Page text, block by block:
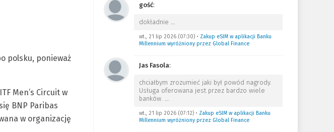
polsku, ponieważ
Men’s Circuit w
BNP Paribas
w organizację
gość:
dokładnie …
wt., 21 lip 2026 (07:30)• Zakup eSIM w aplikacji Banku
Millennium wyróżniony przez Global Finance
Jas Fasola:
chciałbym zrozumieć jaki był powód nagrody.
Usługa oferowana jest przez bardzo wiele
banków. …
wt., 21 lip 2026 (07:12)• Zakup eSIM w aplikacji Banku
Millennium wyróżniony przez Global Finance